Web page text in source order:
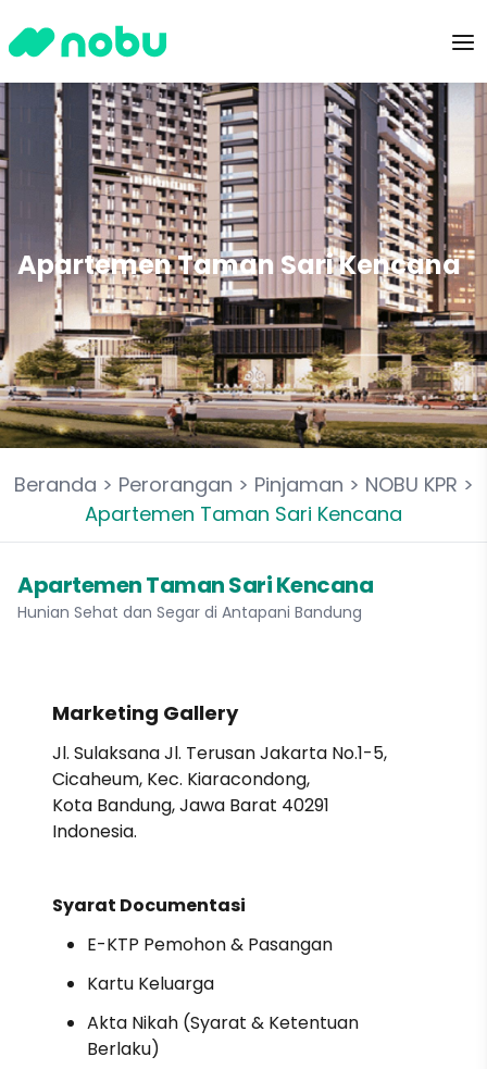
Apartemen Taman Sari Kencana
Beranda > Perorangan > Pinjaman > NOBU KPR >
Apartemen Taman Sari Kencana
Apartemen Taman Sari Kencana
Hunian Sehat dan Segar di Antapani Bandung
Marketing Gallery
Jl. Sulaksana Jl. Terusan Jakarta No.1-5,
Cicaheum, Kec. Kiaracondong,
Kota Bandung, Jawa Barat 40291
Indonesia.
Syarat Documentasi
E-KTP Pemohon & Pasangan
Kartu Keluarga
Akta Nikah (Syarat & Ketentuan
Berlaku)